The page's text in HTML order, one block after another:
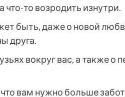
то возродить изнутри.
быть, даже о новой
друга.
вокруг вас, а также о
вам нужно больше